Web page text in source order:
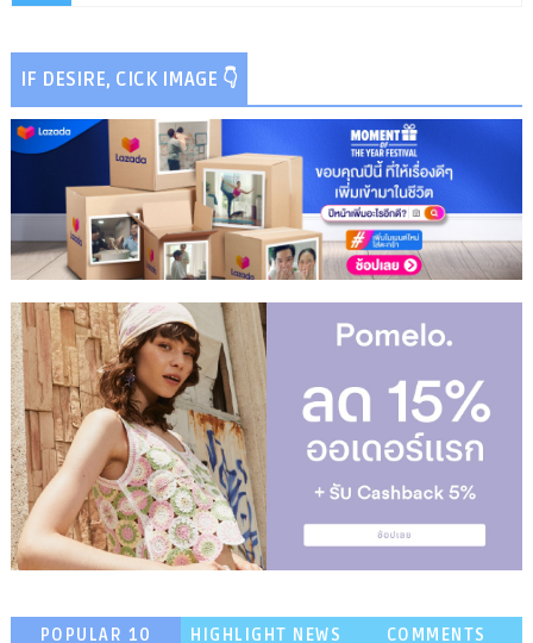
IF DESIRE, CICK IMAGE 👇
POPULAR 10 HIGHLIGHT NEWS COMMENTS